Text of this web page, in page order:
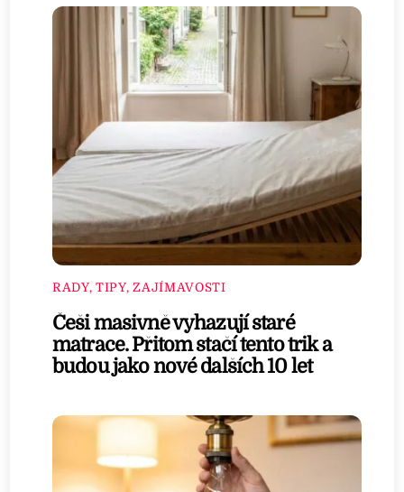
RADY, TIPY, ZAJÍMAVOSTI
Češi masivně vyhazují staré
matrace. Přitom stačí tento trik a
budou jako nové dalších 10 let